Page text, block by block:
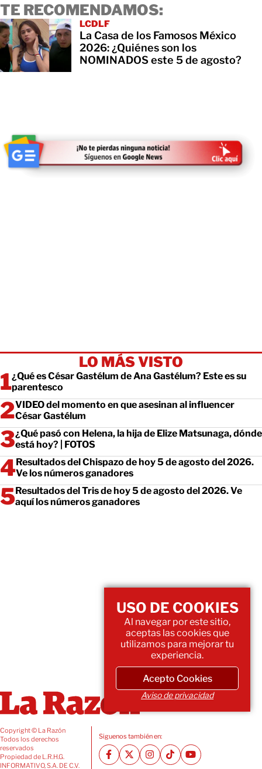
TE RECOMENDAMOS:
LCDLF
La Casa de los Famosos México
2026: ¿Quiénes son los
NOMINADOS este 5 de agosto?
LO MÁS VISTO
¿Qué es César Gastélum de Ana Gastélum? Este es su
parentesco
VIDEO del momento en que asesinan al influencer
César Gastélum
¿Qué pasó con Helena, la hija de Elize Matsunaga, dónde
está hoy? | FOTOS
Resultados del Chispazo de hoy 5 de agosto del 2026.
Ve los números ganadores
Resultados del Tris de hoy 5 de agosto del 2026. Ve
aquí los números ganadores
Copyright © La Razón
Todos los derechos
reservados
Propiedad de L.R.H.G.
INFORMATIVO, S.A. DE C.V.
Siguenos también en:
USO DE COOKIES
Al navegar por este sitio,
aceptas las cookies que
utilizamos para mejorar tu
experiencia.
Acepto Cookies
Aviso de privacidad